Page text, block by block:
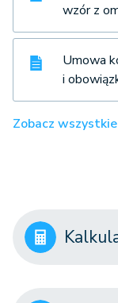
wzór z
Umowa
i
Zobacz